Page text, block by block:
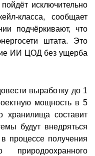
исключительно
класса, сообщает
подчёркивают, что
штата. Это
ИИ ЦОД без ущерба
выработку до 1
мощность в 5
хранилища составит
будут внедряться
процессе получения